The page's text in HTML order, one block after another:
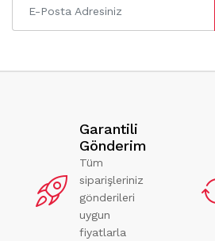
Garantili
Gönderim
Tüm
siparişleriniz
gönderileri
uygun
fiyatlarla